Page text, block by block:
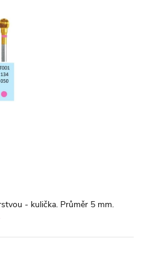
- kulička. Průměr 5 mm.